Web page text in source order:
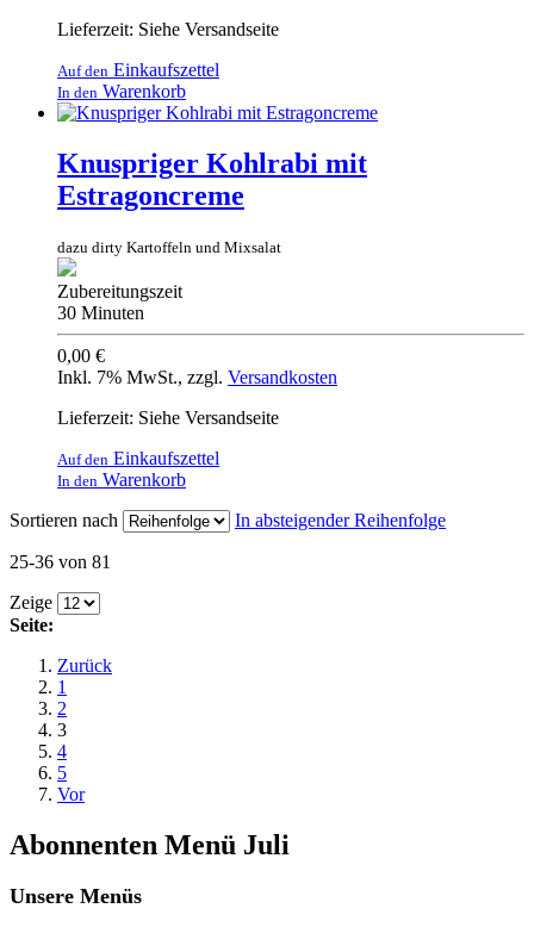
Lieferzeit: Siehe Versandseite
Auf den Einkaufszettel
In den Warenkorb
Knuspriger Kohlrabi mit
Estragoncreme
dazu dirty Kartoffeln und Mixsalat
Zubereitungszeit
30 Minuten
0,00 €
Inkl. 7% MwSt., zzgl. Versandkosten
Lieferzeit: Siehe Versandseite
Auf den Einkaufszettel
In den Warenkorb
Sortieren nach
In absteigender Reihenfolge
25-36 von 81
Zeige
Seite:
Zurück
1
2
3
4
5
Vor
Abonnenten Menü Juli
Unsere Menüs